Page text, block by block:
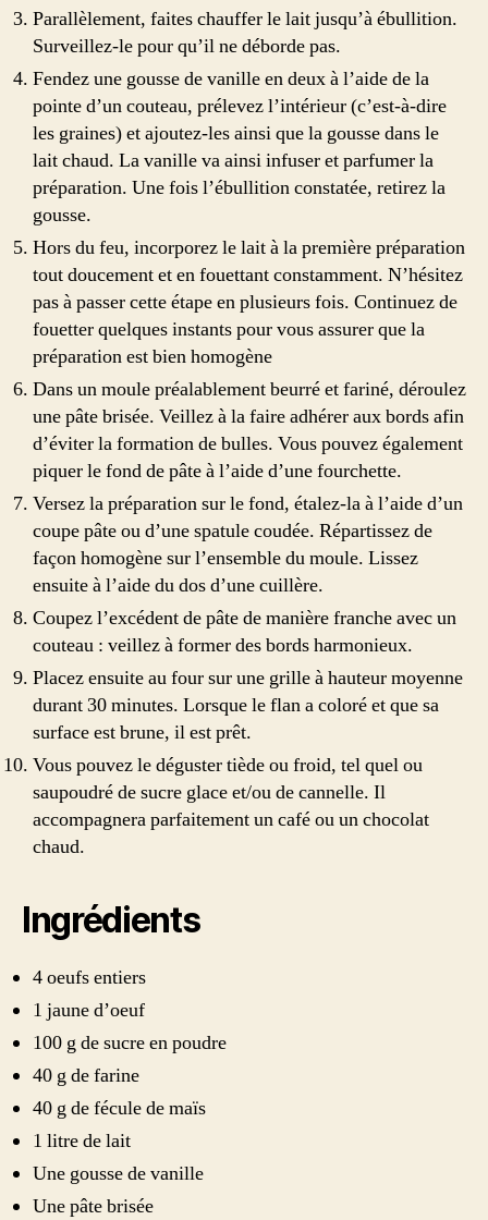
Parallèlement, faites chauffer le lait jusqu’à ébullition.
Surveillez-le pour qu’il ne déborde pas.
Fendez une gousse de vanille en deux à l’aide de la
pointe d’un couteau, prélevez l’intérieur (c’est-à-dire
les graines) et ajoutez-les ainsi que la gousse dans le
lait chaud. La vanille va ainsi infuser et parfumer la
préparation. Une fois l’ébullition constatée, retirez la
gousse.
Hors du feu, incorporez le lait à la première préparation
tout doucement et en fouettant constamment. N’hésitez
pas à passer cette étape en plusieurs fois. Continuez de
fouetter quelques instants pour vous assurer que la
préparation est bien homogène
Dans un moule préalablement beurré et fariné, déroulez
une pâte brisée. Veillez à la faire adhérer aux bords afin
d’éviter la formation de bulles. Vous pouvez également
piquer le fond de pâte à l’aide d’une fourchette.
Versez la préparation sur le fond, étalez-la à l’aide d’un
coupe pâte ou d’une spatule coudée. Répartissez de
façon homogène sur l’ensemble du moule. Lissez
ensuite à l’aide du dos d’une cuillère.
Coupez l’excédent de pâte de manière franche avec un
couteau : veillez à former des bords harmonieux.
Placez ensuite au four sur une grille à hauteur moyenne
durant 30 minutes. Lorsque le flan a coloré et que sa
surface est brune, il est prêt.
Vous pouvez le déguster tiède ou froid, tel quel ou
saupoudré de sucre glace et/ou de cannelle. Il
accompagnera parfaitement un café ou un chocolat
chaud.
Ingrédients
4 oeufs entiers
1 jaune d’oeuf
100 g de sucre en poudre
40 g de farine
40 g de fécule de maïs
1 litre de lait
Une gousse de vanille
Une pâte brisée